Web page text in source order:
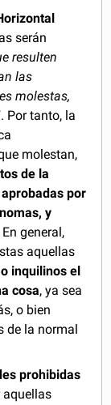
serán
resulten
las
molestas,
Por tanto, la
molestan,
de la
por
y
En general,
aquellas
inquilinos el
cosa, ya sea
o bien
de la normal
prohibidas
aquellas